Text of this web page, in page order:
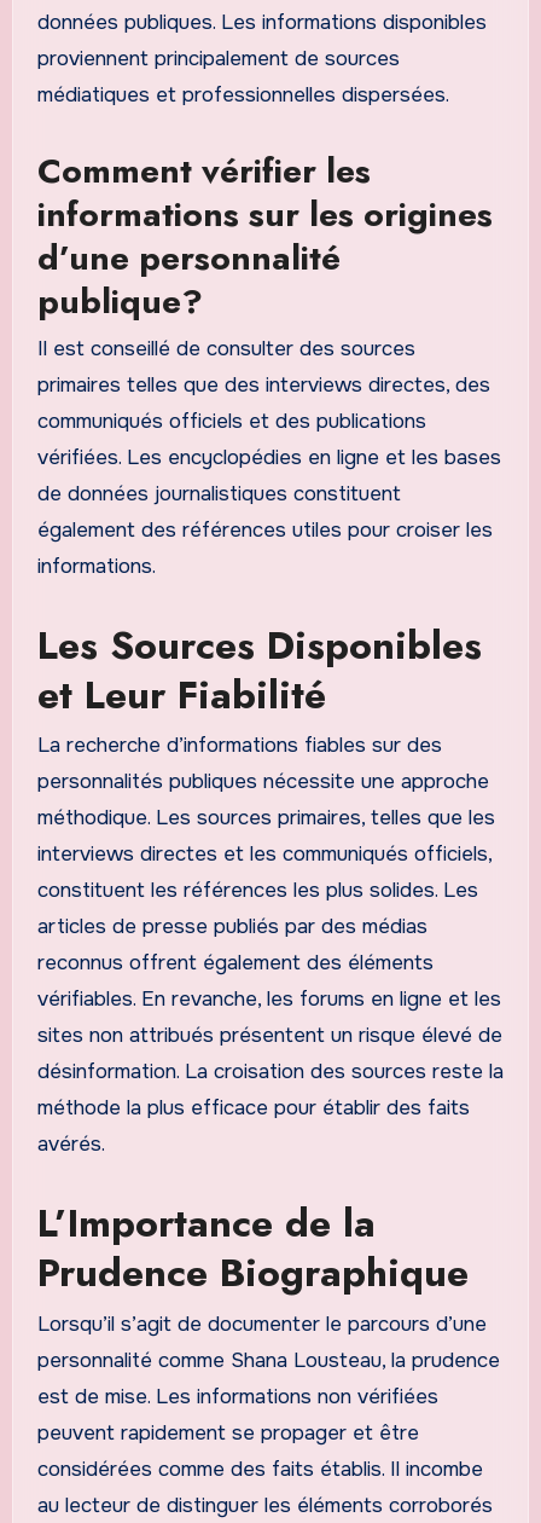
données publiques. Les informations disponibles
proviennent principalement de sources
médiatiques et professionnelles dispersées.
Comment vérifier les
informations sur les origines
d’une personnalité
publique?
Il est conseillé de consulter des sources
primaires telles que des interviews directes, des
communiqués officiels et des publications
vérifiées. Les encyclopédies en ligne et les bases
de données journalistiques constituent
également des références utiles pour croiser les
informations.
Les Sources Disponibles
et Leur Fiabilité
La recherche d’informations fiables sur des
personnalités publiques nécessite une approche
méthodique. Les sources primaires, telles que les
interviews directes et les communiqués officiels,
constituent les références les plus solides. Les
articles de presse publiés par des médias
reconnus offrent également des éléments
vérifiables. En revanche, les forums en ligne et les
sites non attribués présentent un risque élevé de
désinformation. La croisation des sources reste la
méthode la plus efficace pour établir des faits
avérés.
L’Importance de la
Prudence Biographique
Lorsqu’il s’agit de documenter le parcours d’une
personnalité comme Shana Lousteau, la prudence
est de mise. Les informations non vérifiées
peuvent rapidement se propager et être
considérées comme des faits établis. Il incombe
au lecteur de distinguer les éléments corroborés